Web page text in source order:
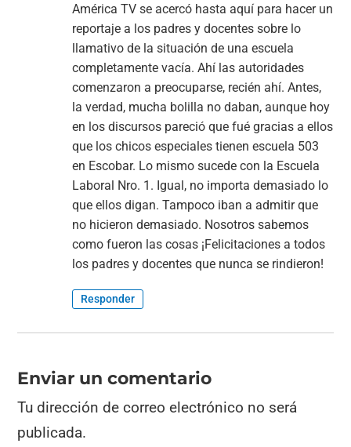
América TV se acercó hasta aquí para hacer un
reportaje a los padres y docentes sobre lo
llamativo de la situación de una escuela
completamente vacía. Ahí las autoridades
comenzaron a preocuparse, recién ahí. Antes,
la verdad, mucha bolilla no daban, aunque hoy
en los discursos pareció que fué gracias a ellos
que los chicos especiales tienen escuela 503
en Escobar. Lo mismo sucede con la Escuela
Laboral Nro. 1. Igual, no importa demasiado lo
que ellos digan. Tampoco iban a admitir que
no hicieron demasiado. Nosotros sabemos
como fueron las cosas ¡Felicitaciones a todos
los padres y docentes que nunca se rindieron!
Responder
Enviar un comentario
Tu dirección de correo electrónico no será
publicada.